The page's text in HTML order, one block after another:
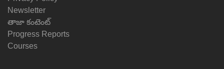
Newsletter
తాజా కంటెంట్
Progress Reports
Courses